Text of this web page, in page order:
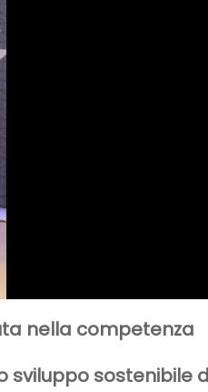
nella competenza
sviluppo sostenibile